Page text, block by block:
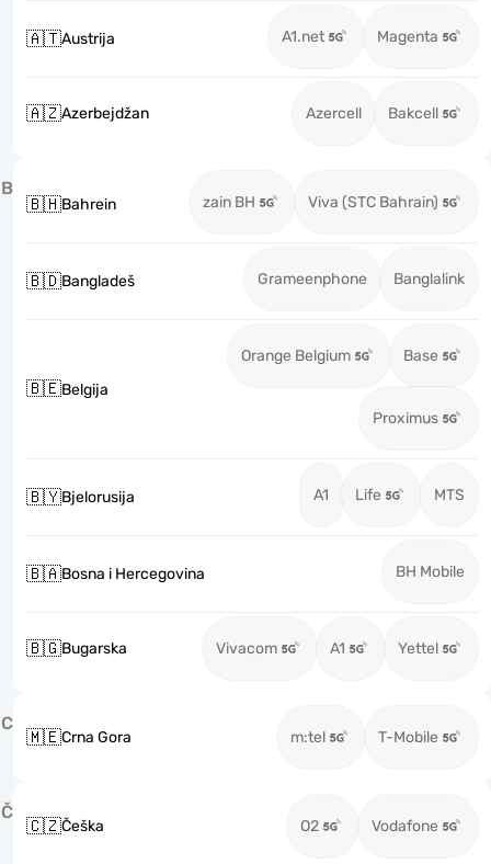
🇦🇹Austrija A1.net Magenta
🇦🇿Azerbejdžan Azercell Bakcell
B
🇧🇭Bahrein zain BH Viva (STC Bahrain)
🇧🇩Bangladeš Grameenphone Banglalink
🇧🇪Belgija
Orange Belgium Base
Proximus
🇧🇾Bjelorusija A1 Life MTS
🇧🇦Bosna i Hercegovina BH Mobile
🇧🇬Bugarska Vivacom A1 Yettel
C
🇲🇪Crna Gora m:tel T-Mobile
Č
🇨🇿Češka O2 Vodafone